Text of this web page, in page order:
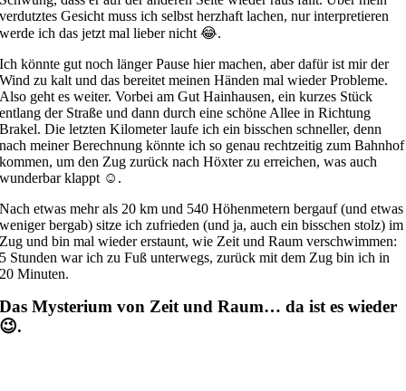
verdutztes Gesicht muss ich selbst herzhaft lachen, nur interpretieren
werde ich das jetzt mal lieber nicht 😂.
Ich könnte gut noch länger Pause hier machen, aber dafür ist mir der
Wind zu kalt und das bereitet meinen Händen mal wieder Probleme.
Also geht es weiter. Vorbei am Gut Hainhausen, ein kurzes Stück
entlang der Straße und dann durch eine schöne Allee in Richtung
Brakel. Die letzten Kilometer laufe ich ein bisschen schneller, denn
nach meiner Berechnung könnte ich so genau rechtzeitig zum Bahnhof
kommen, um den Zug zurück nach Höxter zu erreichen, was auch
wunderbar klappt ☺️.
Nach etwas mehr als 20 km und 540 Höhenmetern bergauf (und etwas
weniger bergab) sitze ich zufrieden (und ja, auch ein bisschen stolz) im
Zug und bin mal wieder erstaunt, wie Zeit und Raum verschwimmen:
5 Stunden war ich zu Fuß unterwegs, zurück mit dem Zug bin ich in
20 Minuten.
Das Mysterium von Zeit und Raum… da ist es wieder
😉.